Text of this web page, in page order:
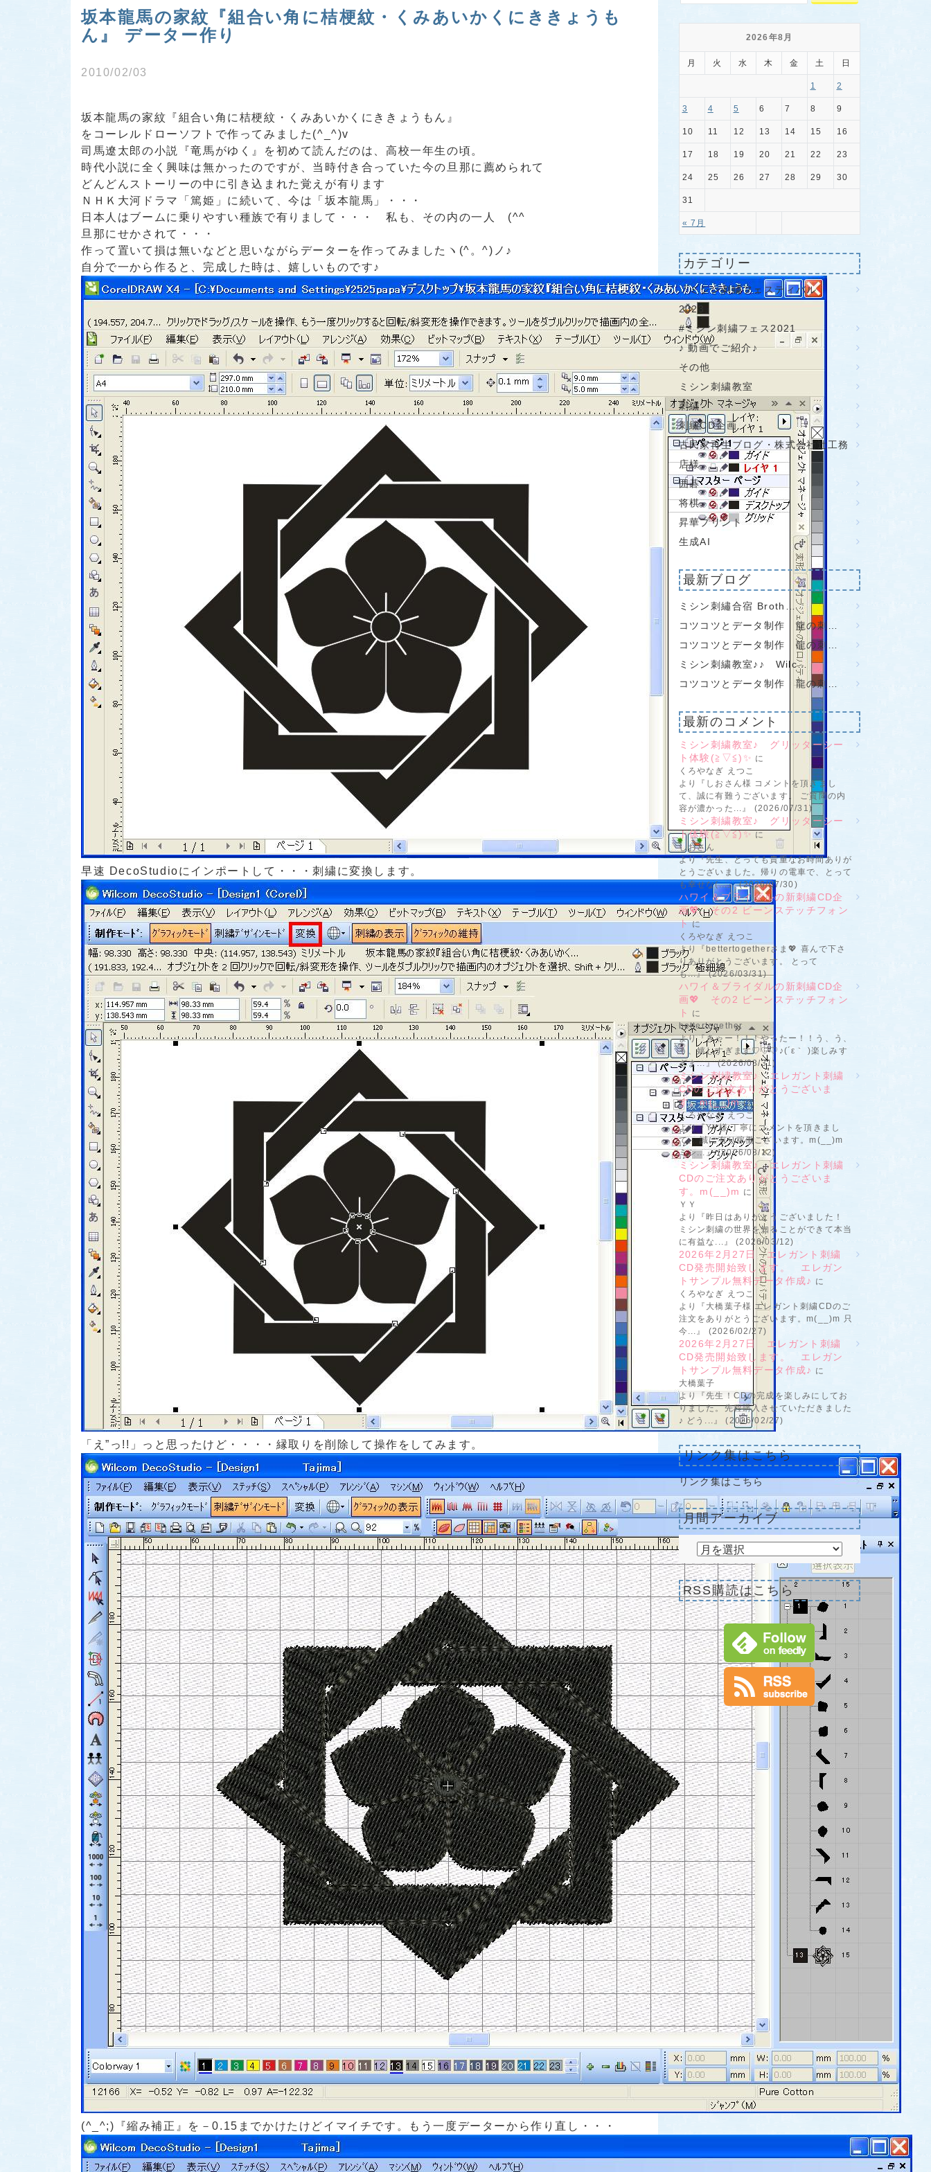
坂本龍馬の家紋『組合い角に桔梗紋・くみあいかくにききょうも
ん』 データー作り
2010/02/03
坂本龍馬の家紋『組合い角に桔梗紋・くみあいかくにききょうもん』
をコーレルドローソフトで作ってみました(^_^)v
司馬遼太郎の小説『竜馬がゆく』を初めて読んだのは、高校一年生の頃。
時代小説に全く興味は無かったのですが、当時付き合っていた今の旦那に薦められて
どんどんストーリーの中に引き込まれた覚えが有ります
ＮＨＫ大河ドラマ「篤姫」に続いて、今は「坂本龍馬」・・・
日本人はブームに乗りやすい種族で有りまして・・・ 私も、その内の一人 (^^ゞ
旦那にせかされて・・・
作って置いて損は無いなどと思いながらデーターを作ってみましたヽ(^。^)ノ♪
自分で一から作ると、完成した時は、嬉しいものです♪
早速 DecoStudioにインポートして・・・刺繍に変換します。
「え”っ!!」 っと思ったけど・・・・縁取りを削除して操作をしてみます。
(^_^;)『縮み補正』を－0.15までかけたけどイマイチです。もう一度データーから作り直し・・・
2026年8月
月 火 水 木 金 土 日
« 7月
1 2
3 4 5 6 7 8 9
10 11 12 13 14 15 16
17 18 19 20 21 22 23
24 25 26 27 28 29 30
31
カテゴリー
『ミシン刺繍フェスティバル
2023』
#ミシン刺繍フェス2021
♪ 動画でご紹介♪
その他
ミシン刺繍教室
刺繍
刺繍CD企画
古民家再生ブログ・株式会社辻工務
店様
囲碁
将棋
昇華プリント
生成AI
最新ブログ
ミシン刺繡合宿 Broth…
コツコツとデータ制作 龍の刺…
コツコツとデータ制作 龍の刺…
ミシン刺繍教室♪♪ Wilc…
コツコツとデータ制作 龍の刺…
最新のコメント
ミシン刺繍教室♪ グリッターシー
ト体験(≧▽≦)✨ に
くろやなぎ えつこ
より『しおさん様 コメントを頂きまし
て、誠に有難うございます。 ご質問の内
容が濃かった...』 (2026/07/31)
ミシン刺繍教室♪ グリッターシー
ト体験(≧▽≦)✨ に
しおさん
より『先生、とっても貴重なお時間ありが
とうございました。帰りの電車で、とって
も幸せな(...』 (2026/07/30)
ハワイ＆ブライダルの新刺繍CD企
画💖 その2 ビーンステッチフォン
トに
くろやなぎ えつこ
より『bettertogetherさま💖 喜んで下さ
りありがとうございます。 とって
も...』 (2026/03/31)
ハワイ＆ブライダルの新刺繍CD企
画💖 その2 ビーンステッチフォン
ト
に
bettertogether
より『きゃー！！！やったー！！う、う、
う、嬉しすぎます♡♡♡♪(´ε｀ )楽しみす
ぎま...』 (2026/03/31)
ミシン刺繍教室♪ エレガント刺繍
CDのご注文ありがとうございま
す。m(__)mに
くろやなぎ えつこ
より『YY様 丁寧にコメントを頂きまし
て、 誠に有り稼働ございます。m(__)m
ミシ...』 (2026/03/12)
ミシン刺繍教室♪ エレガント刺繍
CDのご注文ありがとうございま
す。m(__)m に
ＹＹ
より『昨日はありがとうございました！
ミシン刺繍の世界を知ることができて本当
に有益な...』 (2026/03/12)
2026年2月27日 エレガント刺繍
CD発売開始致します。 エレガン
トサンプル無料データ作成♪ に
くろやなぎ えつこ
より『大橋葉子様 エレガント刺繍CDのご
注文をありがとうございます。m(__)m 只
今...』 (2026/02/27)
2026年2月27日 エレガント刺繍
CD発売開始致します。 エレガン
トサンプル無料データ作成♪ に
大橋葉子
より『先生！CDの完成を楽しみにしてお
りました。先程購入させていただきました
♪ どう...』 (2026/02/27)
リンク集はこちら
リンク集はこちら
月間アーカイブ
RSS購読はこちら